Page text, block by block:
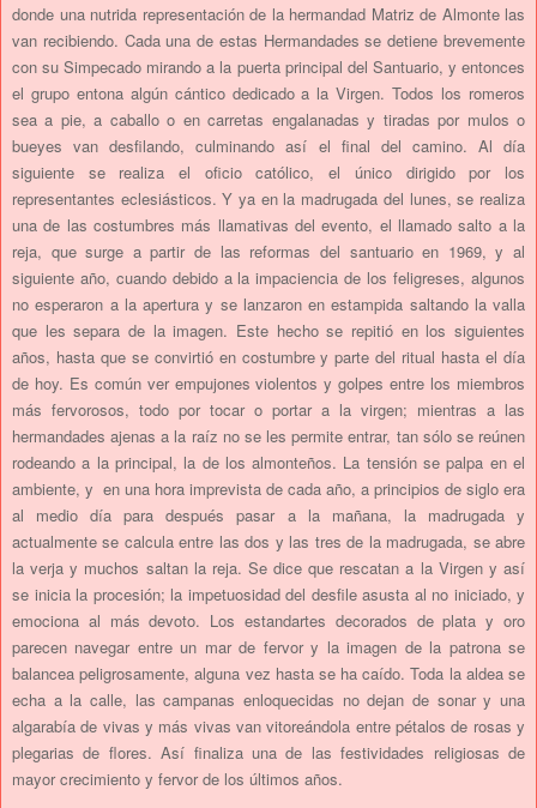
donde una nutrida representación de la hermandad Matriz de Almonte las
van recibiendo. Cada una de estas Hermandades se detiene brevemente
con su Simpecado mirando a la puerta principal del Santuario, y entonces
el grupo entona algún cántico dedicado a la Virgen. Todos los romeros
sea a pie, a caballo o en carretas engalanadas y tiradas por mulos o
bueyes van desfilando, culminando así el final del camino. Al día
siguiente se realiza el oficio católico, el único dirigido por los
representantes eclesiásticos. Y ya en la madrugada del lunes, se realiza
una de las costumbres más llamativas del evento, el llamado salto a la
reja, que surge a partir de las reformas del santuario en 1969, y al
siguiente año, cuando debido a la impaciencia de los feligreses, algunos
no esperaron a la apertura y se lanzaron en estampida saltando la valla
que les separa de la imagen. Este hecho se repitió en los siguientes
años, hasta que se convirtió en costumbre y parte del ritual hasta el día
de hoy. Es común ver empujones violentos y golpes entre los miembros
más fervorosos, todo por tocar o portar a la virgen; mientras a las
hermandades ajenas a la raíz no se les permite entrar, tan sólo se reúnen
rodeando a la principal, la de los almonteños. La tensión se palpa en el
ambiente, y en una hora imprevista de cada año, a principios de siglo era
al medio día para después pasar a la mañana, la madrugada y
actualmente se calcula entre las dos y las tres de la madrugada, se abre
la verja y muchos saltan la reja. Se dice que rescatan a la Virgen y así
se inicia la procesión; la impetuosidad del desfile asusta al no iniciado, y
emociona al más devoto. Los estandartes decorados de plata y oro
parecen navegar entre un mar de fervor y la imagen de la patrona se
balancea peligrosamente, alguna vez hasta se ha caído. Toda la aldea se
echa a la calle, las campanas enloquecidas no dejan de sonar y una
algarabía de vivas y más vivas van vitoreándola entre pétalos de rosas y
plegarias de flores. Así finaliza una de las festividades religiosas de
mayor crecimiento y fervor de los últimos años.